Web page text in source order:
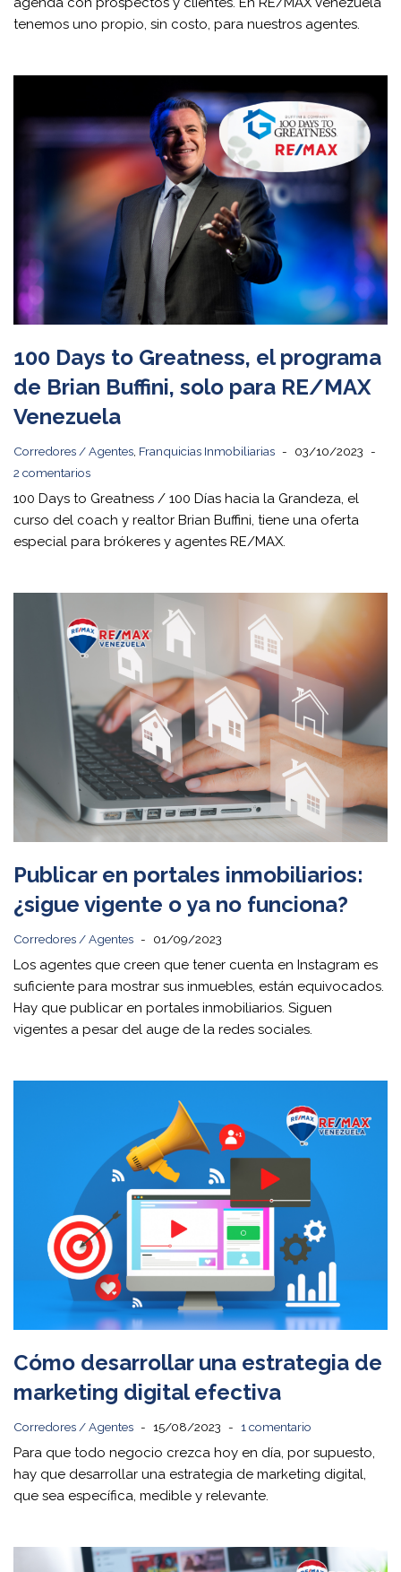
tenemos uno propio, sin costo, para nuestros agentes.
100 Days to Greatness, el programa
de Brian Buffini, solo para RE/MAX
Venezuela
Corredores / Agentes Franquicias Inmobiliarias
03/10/2023
2 comentarios
100 Days to Greatness / 100 Días hacia la Grandeza, el
curso del coach y realtor Brian Buffini, tiene una oferta
especial para brókeres y agentes RE/MAX.
Publicar en portales inmobiliarios:
¿sigue vigente o ya no funciona?
Corredores / Agentes 01/09/2023
Los agentes que creen que tener cuenta en Instagram es
suficiente para mostrar sus inmuebles, están equivocados.
Hay que publicar en portales inmobiliarios. Siguen
vigentes a pesar del auge de la redes sociales.
Cómo desarrollar una estrategia de
marketing digital efectiva
Corredores / Agentes 15/08/2023 1 comentario
Para que todo negocio crezca hoy en día, por supuesto,
hay que desarrollar una estrategia de marketing digital,
que sea específica, medible y relevante.